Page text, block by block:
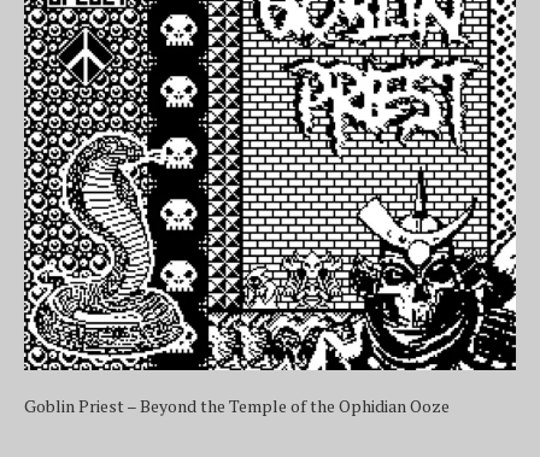
Goblin Priest – Beyond the Temple of the Ophidian Ooze